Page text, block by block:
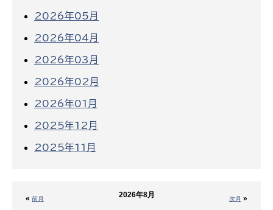
2026年05月
2026年04月
2026年03月
2026年02月
2026年01月
2025年12月
2025年11月
« 前月 次月 »
2026年8月